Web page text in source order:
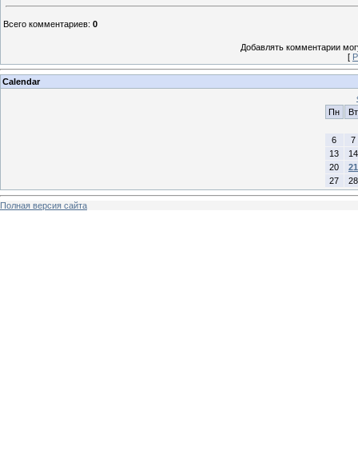
Всего комментариев: 0
Добавлять комментарии
[
Calendar
Пн
Вт
6
7
13
14
20
21
27
28
Полная версия сайта